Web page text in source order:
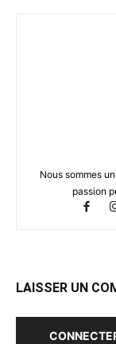
Nous sommes
passion
LAISSER UN